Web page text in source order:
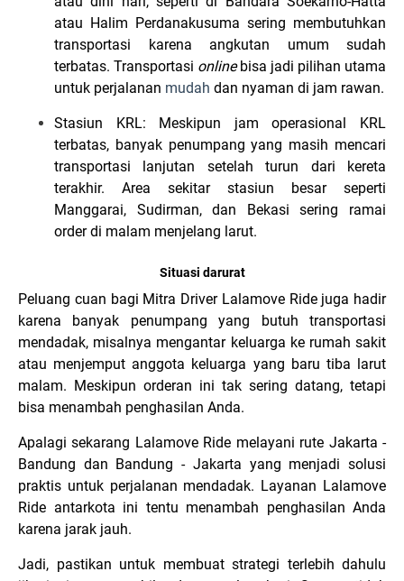
atau Halim Perdanakusuma sering membutuhkan
transportasi karena angkutan umum sudah
terbatas. Transportasi onlinebisa jadi pilihan utama
untuk perjalanan mudah dan nyaman di jam rawan.
Stasiun KRL: Meskipun jam operasional KRL
terbatas, banyak penumpang yang masih mencari
transportasi lanjutan setelah turun dari kereta
terakhir. Area sekitar stasiun besar seperti
Manggarai, Sudirman, dan Bekasi sering ramai
order di malam menjelang larut.
Situasi darurat
Peluang cuan bagi Mitra Driver Lalamove Ride juga hadir
karena banyak penumpang yang butuh transportasi
mendadak, misalnya mengantar keluarga ke rumah sakit
atau menjemput anggota keluarga yang baru tiba larut
malam. Meskipun orderan ini tak sering datang, tetapi
bisa menambah penghasilan Anda.
Apalagi sekarang Lalamove Ride melayani rute Jakarta -
Bandung dan Bandung - Jakarta yang menjadi solusi
praktis untuk perjalanan mendadak. Layanan Lalamove
Ride antarkota ini tentu menambah penghasilan Anda
karena jarak jauh.
Jadi, pastikan untuk membuat strategi terlebih dahulu